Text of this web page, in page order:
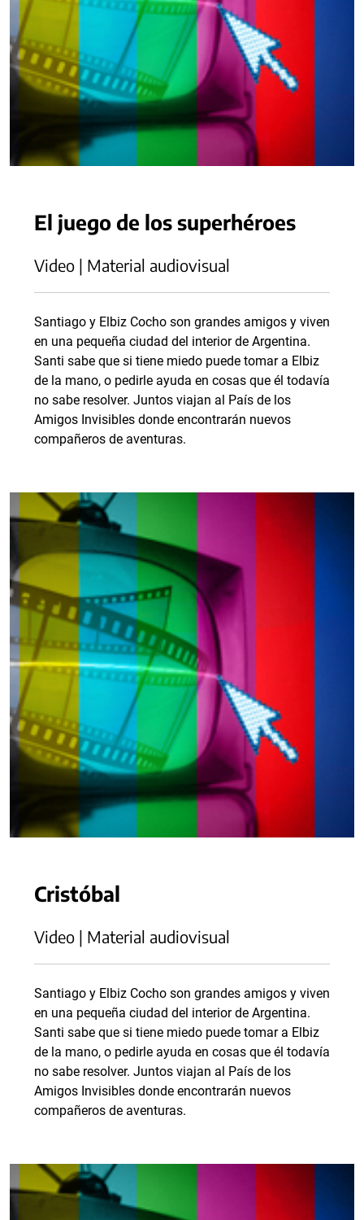
El juego de los superhéroes
Video | Material audiovisual
Santiago y Elbiz Cocho son grandes amigos y viven
en una pequeña ciudad del interior de Argentina.
Santi sabe que si tiene miedo puede tomar a Elbiz
de la mano, o pedirle ayuda en cosas que él todavía
no sabe resolver. Juntos viajan al País de los
Amigos Invisibles donde encontrarán nuevos
compañeros de aventuras.
Cristóbal
Video | Material audiovisual
Santiago y Elbiz Cocho son grandes amigos y viven
en una pequeña ciudad del interior de Argentina.
Santi sabe que si tiene miedo puede tomar a Elbiz
de la mano, o pedirle ayuda en cosas que él todavía
no sabe resolver. Juntos viajan al País de los
Amigos Invisibles donde encontrarán nuevos
compañeros de aventuras.